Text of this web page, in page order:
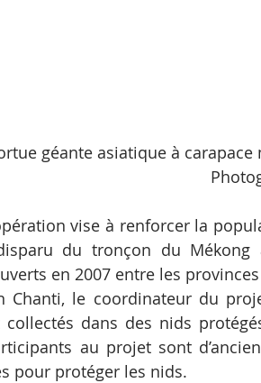
géante asiatique à
vise à renforcer la
du tronçon du Mékong
en 2007 entre les
Chanti, le coordinateur du
collectés dans des nids
au projet sont
pour protéger les nids.